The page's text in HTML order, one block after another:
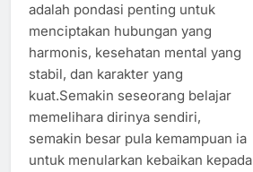
adalah pondasi penting untuk
menciptakan hubungan yang
harmonis, kesehatan mental yang
stabil, dan karakter yang
kuat.Semakin seseorang belajar
memelihara dirinya sendiri,
semakin besar pula kemampuan ia
untuk menularkan kebaikan kepada